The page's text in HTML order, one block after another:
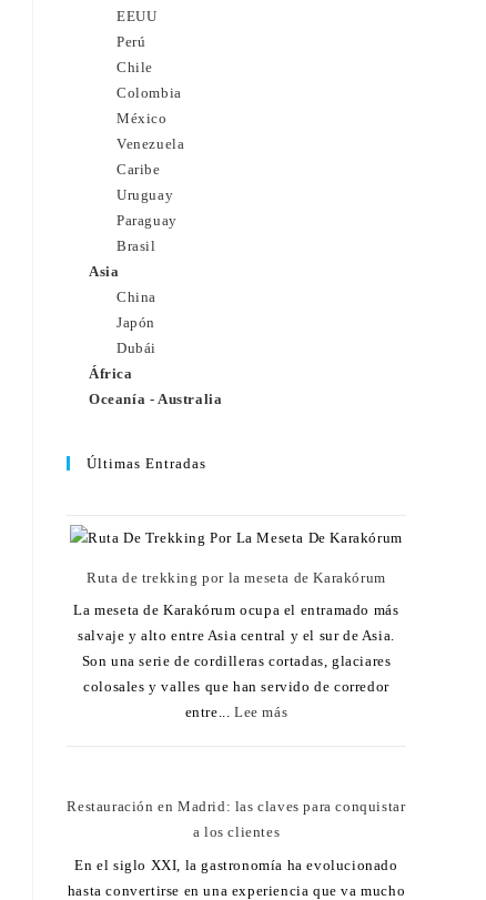
EEUU
Perú
Chile
Colombia
México
Venezuela
Caribe
Uruguay
Paraguay
Brasil
Asia
China
Japón
Dubái
África
Oceanía - Australia
Últimas Entradas
Ruta de trekking por la meseta de Karakórum
La meseta de Karakórum ocupa el entramado más
salvaje y alto entre Asia central y el sur de Asia.
Son una serie de cordilleras cortadas, glaciares
colosales y valles que han servido de corredor
entre...Lee más
Restauración en Madrid: las claves para conquistar
a los clientes
En el siglo XXI, la gastronomía ha evolucionado
hasta convertirse en una experiencia que va mucho